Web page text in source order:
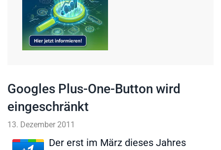
Googles Plus-One-Button wird
eingeschränkt
13. Dezember 2011
Der erst im März dieses Jahres